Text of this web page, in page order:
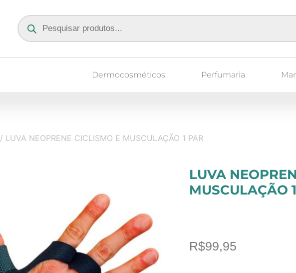
Dermocosméticos Perfumaria
/ LUVA NEOPRENE CICLISMO E MUSCULAÇÃO 1 PAR
LUVA
MUSCULAÇÃO
R$99,95